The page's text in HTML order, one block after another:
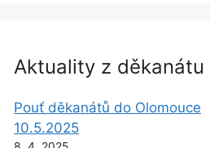
Aktuality z děkanátu
Pouť děkanátů do Olomouce
10.5.2025